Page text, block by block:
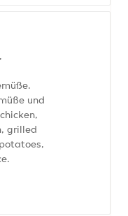
und
grilled